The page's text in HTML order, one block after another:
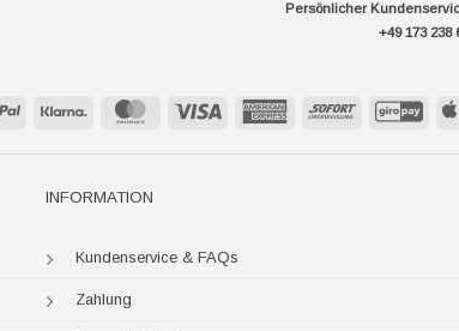
Persönlicher
+49 173 238
PayPal Klarna MasterCard Visa
AmericanSofort
INFORMATION
Kundenservice & FAQs
Zahlung